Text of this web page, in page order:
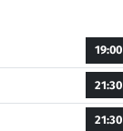
19:00
21:30
21:30